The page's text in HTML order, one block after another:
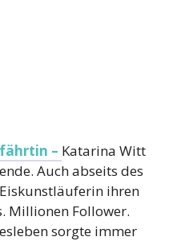
– Katarina Witt
Auch abseits des
ihren
Millionen Follower.
sorgte immer